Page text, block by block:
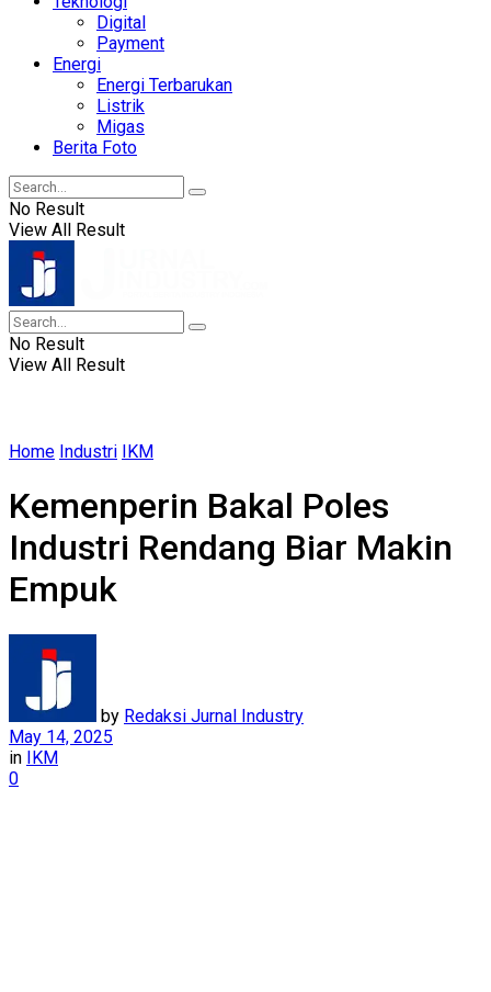
Digital
Payment
Energi
Energi Terbarukan
Listrik
Migas
Berita Foto
No Result
View All Result
No Result
View All Result
Home Industri IKM
Kemenperin Bakal Poles
Industri Rendang Biar Makin
Empuk
by Redaksi Jurnal Industry
May 14, 2025
in IKM
0